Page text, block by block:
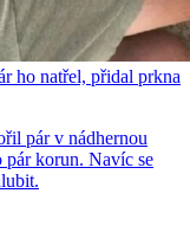
ho natřel, přidal prkna
pár v nádhernou
korun. Navíc se